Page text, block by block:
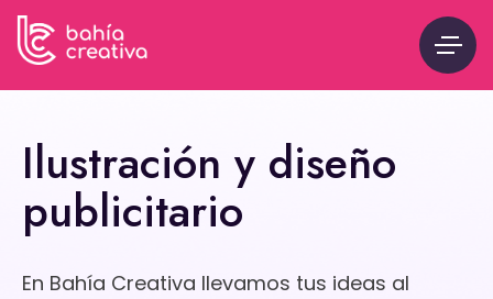
Ilustración y diseño
publicitario
En Bahía Creativa llevamos tus ideas al